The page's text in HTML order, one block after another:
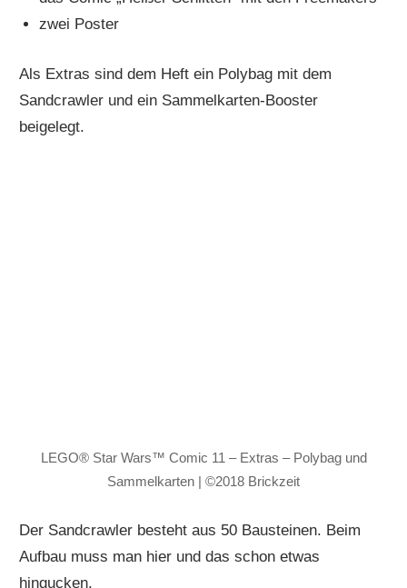
zwei Poster
Als Extras sind dem Heft ein Polybag mit dem
Sandcrawler und ein Sammelkarten-Booster
beigelegt.
LEGO® Star Wars™ Comic 11 – Extras – Polybag und
Sammelkarten | ©2018 Brickzeit
Der Sandcrawler besteht aus 50 Bausteinen. Beim
Aufbau muss man hier und das schon etwas
hingucken.